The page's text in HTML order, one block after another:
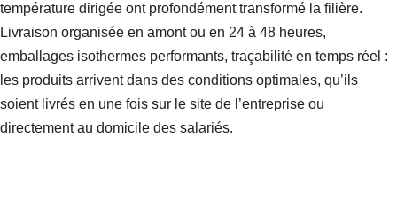
température dirigée ont profondément transformé la filière.
Livraison organisée en amont ou en 24 à 48 heures,
emballages isothermes performants, traçabilité en temps réel :
les produits arrivent dans des conditions optimales, qu’ils
soient livrés en une fois sur le site de l’entreprise ou
directement au domicile des salariés.